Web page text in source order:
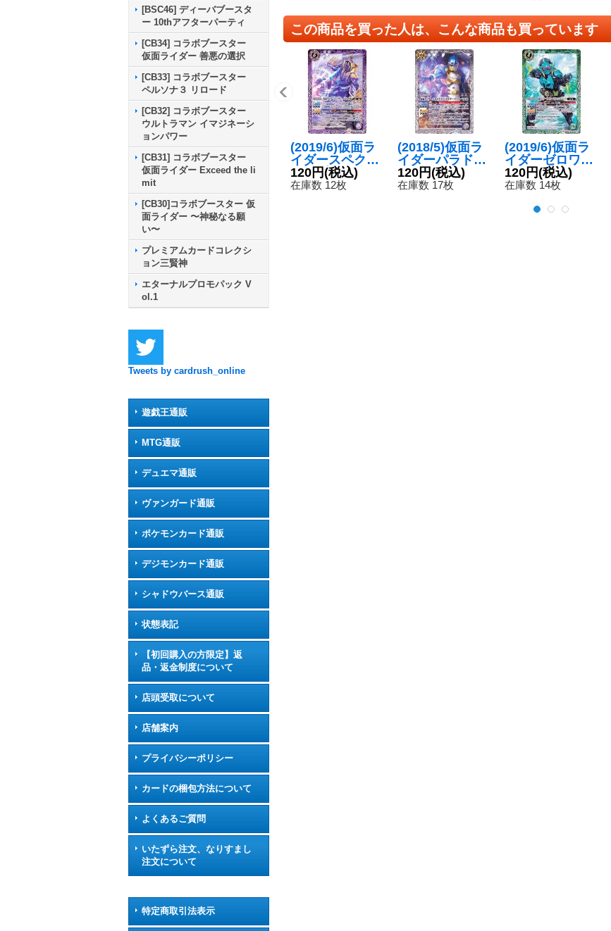
[BSC46] ディーバブースタ
ー 10thアフターパーティ
[CB34] コラボブースター
仮面ライダー 善悪の選択
[CB33] コラボブースター
ペルソナ３ リロード
[CB32] コラボブースター
ウルトラマン イマジネーシ
ョンパワー
[CB31] コラボブースター
仮面ライダー Exceed the li
mit
[CB30]コラボブースター 仮
面ライダー 〜神秘なる願
い〜
プレミアムカードコレクシ
ョン三賢神
エターナルプロモパック V
ol.1
Tweets by cardrush_online
遊戯王通販
MTG通販
デュエマ通販
ヴァンガード通販
ポケモンカード通販
デジモンカード通販
シャドウバース通販
状態表記
【初回購入の方限定】返
品・返金制度について
店頭受取について
店舗案内
プライバシーポリシー
カードの梱包方法について
よくあるご質問
いたずら注文、なりすまし
注文について
特定商取引法表示
この商品を買った人は、こんな商品も買っています
(2019/6)仮面ラ
イダースペクタ
ーノブナガ魂
【C】{CB10-03
120円(税込)
在庫数 12枚
(2018/5)仮面ラ
イダーパラドク
スパズルゲーマ
ーレベル50
120円(税込)
在庫数 17枚
(2019/6)仮面ラ
イダーゼロワン
バイティングシ
ャーク【C】{C
120円(税込)
在庫数 14枚